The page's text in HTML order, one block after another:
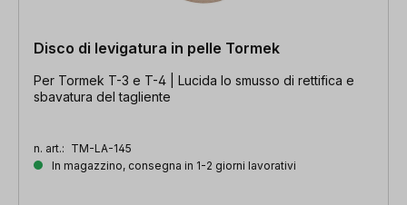
Disco di levigatura in pelle Tormek
Per Tormek T-3 e T-4 | Lucida lo smusso di rettifica e
sbavatura del tagliente
n. art.: TM-LA-145
In magazzino, consegna in 1-2 giorni lavorativi